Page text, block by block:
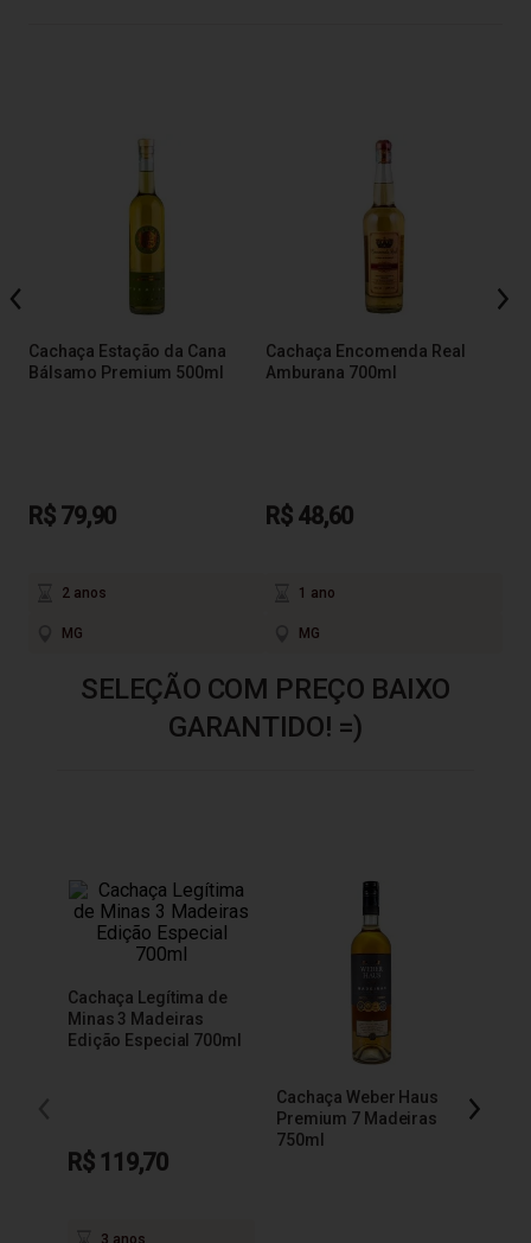
Cachaça Estação da Cana
Bálsamo Premium 500ml
R$ 79,90
2 anos
MG
Cachaça Encomenda Real
Amburana 700ml
R$ 48,60
1 ano
MG
SELEÇÃO COM PREÇO BAIXO
GARANTIDO! =)
Cachaça Legítima de
Minas 3 Madeiras
Edição Especial 700ml
R$ 119,70
Cachaça Weber Haus
Premium 7 Madeiras
750ml